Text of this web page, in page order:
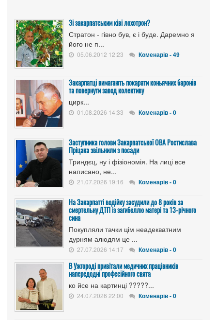
Зі закарпатським ківі лохотрон?
Стратон - гівно був, є і буде. Даремно я
його не п...
05.06.2012 12:23 Коменарів - 49
Закарпатці вимагають покарати коньячних баронів
та повернути завод колективу
цирк...
01.08.2026 14:33 Коменарів - 0
Заступника голови Закарпатської ОВА Ростислава
Пріцака звільнили з посади
Триндєц, ну і фізіономія. На лиці все
написано, не...
21.07.2026 19:16 Коменарів - 0
На Закарпатті водійку засудили до 8 років за
смертельну ДТП із загибеллю матері та 13-річного
сина
Покупляли тачки цім неадекватним
дурням алюдям це ...
27.07.2026 14:17 Коменарів - 0
В Ужгороді привітали медичних працівників
напередодні професійного свята
ко йсе на картинці ?????...
24.07.2026 22:00 Коменарів - 0